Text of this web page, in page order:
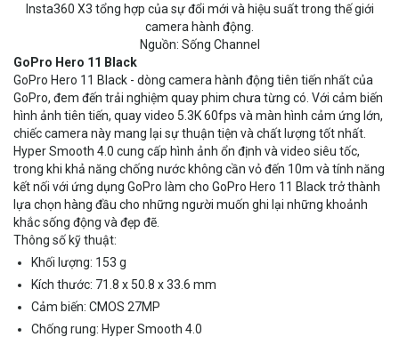
Insta360 X3 tổng hợp của sự đổi mới và hiệu suất trong thế giới
camera hành động.
Nguồn: Sống Channel
GoPro Hero 11 Black
GoPro Hero 11 Black - dòng camera hành động tiên tiến nhất của
GoPro, đem đến trải nghiệm quay phim chưa từng có. Với cảm biến
hình ảnh tiên tiến, quay video 5.3K 60fps và màn hình cảm ứng lớn,
chiếc camera này mang lại sự thuận tiện và chất lượng tốt nhất.
Hyper Smooth 4.0 cung cấp hình ảnh ổn định và video siêu tốc,
trong khi khả năng chống nước không cần vỏ đến 10m và tính năng
kết nối với ứng dụng GoPro làm cho GoPro Hero 11 Black trở thành
lựa chọn hàng đầu cho những người muốn ghi lại những khoảnh
khắc sống động và đẹp đẽ.
Thông số kỹ thuật:
Khối lượng: 153 g
Kích thước: 71.8 x 50.8 x 33.6 mm
Cảm biến: CMOS 27MP
Chống rung: Hyper Smooth 4.0